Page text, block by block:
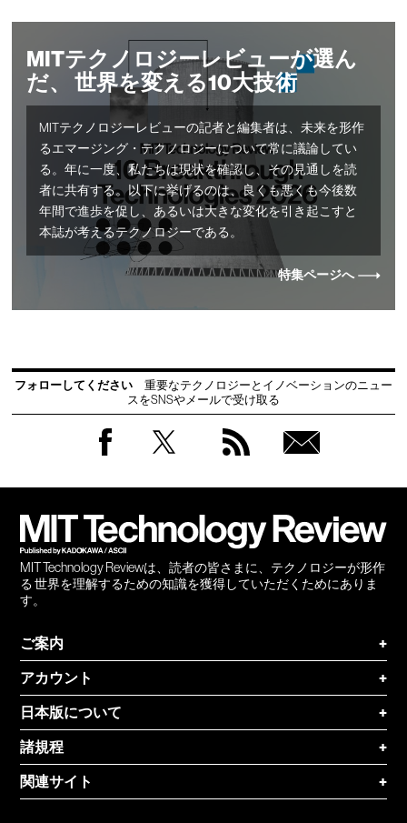
MITテクノロジーレビューが選ん
だ、 世界を変える10大技術
MITテクノロジーレビューの記者と編集者は、未来を形作
るエマージング・テクノロジーについて常に議論してい
る。年に一度、私たちは現状を確認し、その見通しを読
者に共有する。以下に挙げるのは、良くも悪くも今後数
年間で進歩を促し、あるいは大きな変化を引き起こすと
本誌が考えるテクノロジーである。
特集ページへ
フォローしてください
重要なテクノロジーとイノベーションのニュー
スをSNSやメールで受け取る
MIT Technology Reviewは、読者の皆さまに、テクノロジーが形作
る 世界を理解するための知識を獲得していただくためにありま
す。
ご案内
+
アカウント
+
日本版について
+
諸規程
+
関連サイト
+